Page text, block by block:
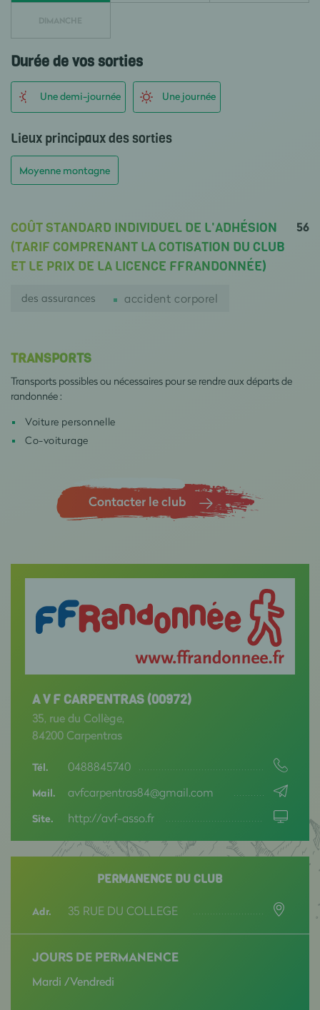
DIMANCHE
Durée de vos sorties
Une demi-journée Une journée
Lieux principaux des sorties
Moyenne montagne
COÛT STANDARD INDIVIDUEL DE L'ADHÉSION
(TARIF COMPRENANT LA COTISATION DU CLUB
ET LE PRIX DE LA LICENCE FFRANDONNÉE)
56
des assurances accident corporel
TRANSPORTS
Transports possibles ou nécessaires pour se rendre aux départs de
randonnée :
Voiture personnelle
Co-voiturage
Contacter le club
A V F CARPENTRAS (00972)
35, rue du Collège,
84200 Carpentras
Tél. 0488845740
Mail. avfcarpentras84@gmail.com
Site. http://avf-asso.fr
PERMANENCE DU CLUB
Adr. 35 RUE DU COLLEGE
JOURS DE PERMANENCE
Mardi /Vendredi